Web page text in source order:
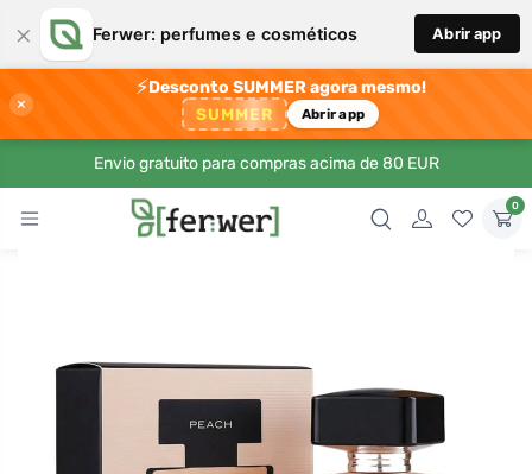
× Ferwer: perfumes e cosméticos Abrir app
×
⚡Desconto SUMMER agora mesmo!
SUMMER Abrir app
Envio gratuito para compras acima de 80 EUR
0